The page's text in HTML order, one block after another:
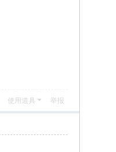
使用道具 举报